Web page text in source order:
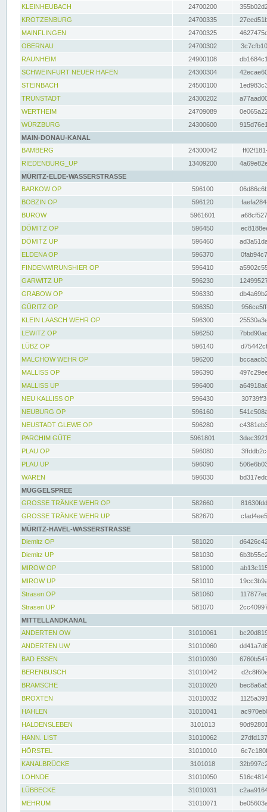
KLEINHEUBACH 24700200
KROTZENBURG
24700335
MAINFLINGEN
24700325
OBERNAU
24700302
RAUNHEIM
24900108
SCHWEINFURT NEUER HAFEN
24300304
STEINBACH
24500100
TRUNSTADT
24300202
WERTHEIM
24709089
WÜRZBURG
24300600
MAIN-DONAU-KANAL
BAMBERG
24300042
RIEDENBURG_UP
13409200
MÜRITZ-ELDE-WASSERSTRASSE
BARKOW OP
596100
BOBZIN OP
596120
BUROW
5961601
DÖMITZ OP
596450
DÖMITZ UP
596460
ELDENA OP
596370
FINDENWIRUNSHIER OP
596410
GARWITZ UP
596230
GRABOW OP
596330
GÜRITZ OP
596350
KLEIN LAASCH WEHR OP
596300
LEWITZ OP
596250
LÜBZ OP
596140
MALCHOW WEHR OP
596200
MALLISS OP
596390
MALLISS UP
596400
NEU KALLISS OP
596430
NEUBURG OP
596160
NEUSTADT GLEWE OP
596280
PARCHIM GÜTE
5961801
PLAU OP
596080
PLAU UP
596090
WAREN
596030
MÜGGELSPREE
GROSSE TRÄNKE WEHR OP
582660
GROSSE TRÄNKE WEHR UP
582670
MÜRITZ-HAVEL-WASSERSTRASSE
Diemitz OP
581020
Diemitz UP
581030
MIROW OP
581000
MIROW UP
581010
Strasen OP
581060
Strasen UP
581070
MITTELLANDKANAL
ANDERTEN OW
31010061
ANDERTEN UW
31010060
BAD ESSEN
31010030
BERENBUSCH
31010042
BRAMSCHE
31010020
BROXTEN
31010032
HAHLEN
31010041
HALDENSLEBEN
3101013
HANN. LIST
31010062
HÖRSTEL
31010010
KANALBRÜCKE
3101018
LOHNDE
31010050
LÜBBECKE
31010031
MEHRUM
31010071